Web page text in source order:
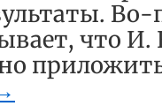
Во-
что